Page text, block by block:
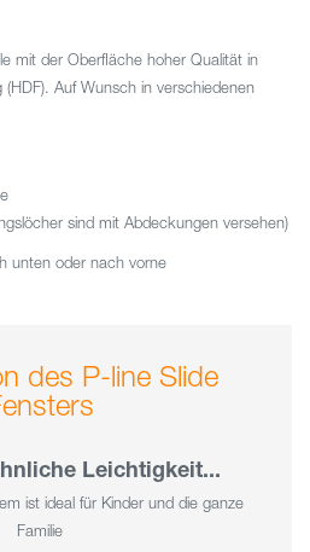
mit der Oberfläche hoher Qualität in
(HDF). Auf Wunsch in verschiedenen
sind mit Abdeckungen versehen)
unten oder nach vorne
des P-line Slide
Leichtigkeit...
ist ideal für Kinder und die ganze
Familie